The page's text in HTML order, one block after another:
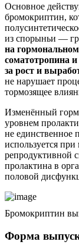
Основное
бромокриптин,
из спорыньи —
на
соматотропина
за рост и
не нарушает
тормозящее
Изменённый
уровнем
не единственное
используется
репродуктивной
пролактина в
половой
Бромокриптин
Форма